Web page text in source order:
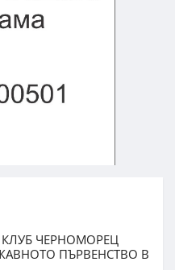
ЧЕРНОМОРЕЦ
ПЪРВЕНСТВО В